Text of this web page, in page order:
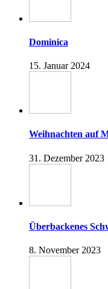
Dominica
15. Januar 2024
Weihnachten auf
31. Dezember 2023
Überbackenes
8. November 2023